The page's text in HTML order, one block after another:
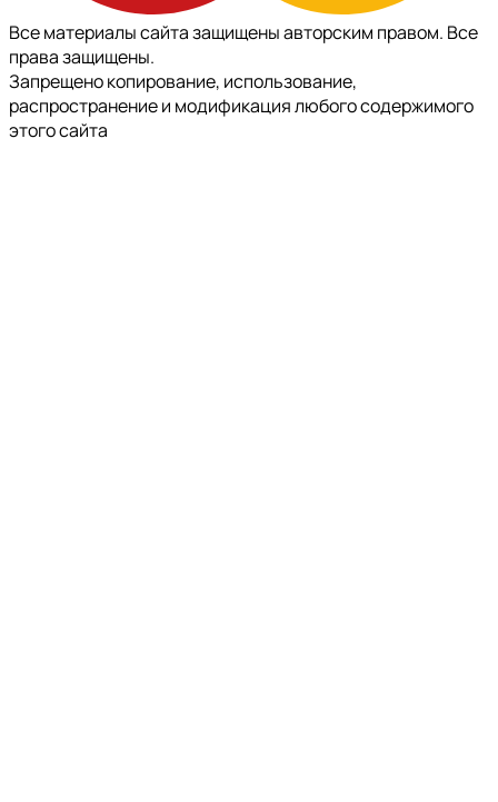
Все материалы сайта защищены авторским правом. Все
права защищены.
Запрещено копирование, использование,
распространение и модификация любого содержимого
этого сайта